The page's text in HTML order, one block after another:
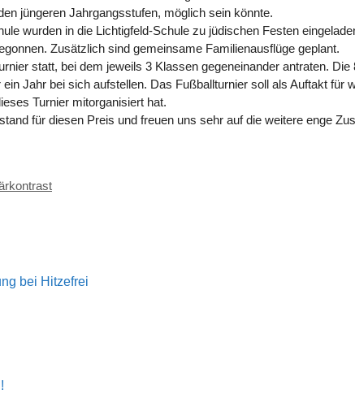
jüngeren Jahrgangsstufen, möglich sein könnte.
wurden in die Lichtigfeld-Schule zu jüdischen Festen
Zusätzlich sind gemeinsame Familienausflüge geplant.
statt, bei dem jeweils 3 Klassen gegeneinander antraten.
Jahr bei sich aufstellen. Das Fußballturnier soll als Auftakt für
Turnier mitorganisiert hat.
für diesen Preis und freuen uns sehr auf die weitere enge
bei Hitzefrei